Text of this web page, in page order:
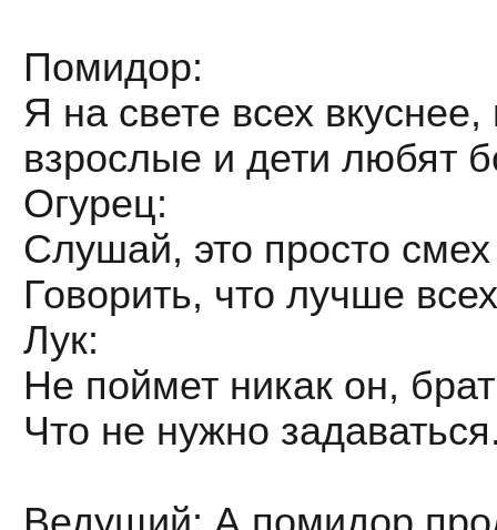
Помидор:
Я на свете всех
взрослые и дети любят
Огурец:
Слушай, это просто
Говорить, что лучше
Лук:
Не поймет никак он,
Что не нужно